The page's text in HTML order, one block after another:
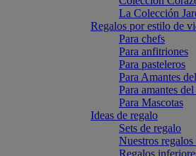
La Colección
Regalos por estilo de
Para chefs
Para anfitriones
Para pasteleros
Para Amantes
Para amantes
Para Mascotas
Ideas de regalo
Sets de regalo
Nuestros
Regalos